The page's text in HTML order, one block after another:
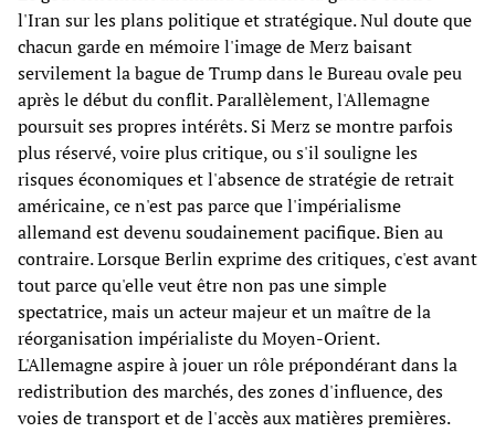
l'Iran sur les plans politique et stratégique. Nul doute que
chacun garde en mémoire l'image de Merz baisant
servilement la bague de Trump dans le Bureau ovale peu
après le début du conflit. Parallèlement, l'Allemagne
poursuit ses propres intérêts. Si Merz se montre parfois
plus réservé, voire plus critique, ou s'il souligne les
risques économiques et l'absence de stratégie de retrait
américaine, ce n'est pas parce que l'impérialisme
allemand est devenu soudainement pacifique. Bien au
contraire. Lorsque Berlin exprime des critiques, c'est avant
tout parce qu'elle veut être non pas une simple
spectatrice, mais un acteur majeur et un maître de la
réorganisation impérialiste du Moyen-Orient.
L'Allemagne aspire à jouer un rôle prépondérant dans la
redistribution des marchés, des zones d'influence, des
voies de transport et de l'accès aux matières premières.